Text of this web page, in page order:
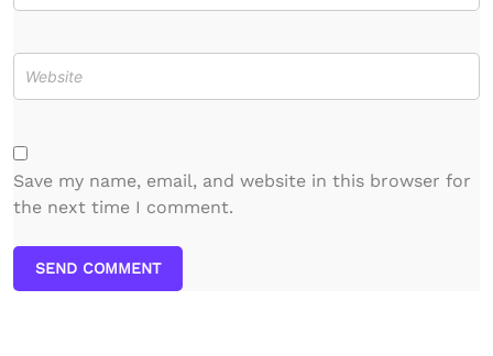
Save my name, email, and website in this browser for
the next time I comment.
SEND COMMENT